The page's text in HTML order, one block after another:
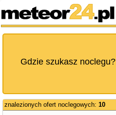
Gdzie szukasz noclegu?
znalezionych ofert noclegowych: 10